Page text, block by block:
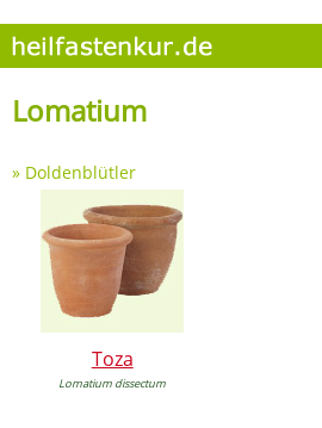
Lomatium
» Doldenblütler
Toza
Lomatium dissectum